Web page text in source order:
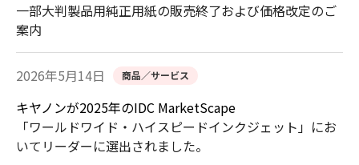
一部大判製品用純正用紙の販売終了および価格改定のご
案内
2026年5月14日 商品／サービス
キヤノンが2025年のIDC MarketScape
「ワールドワイド・ハイスピードインクジェット」にお
いてリーダーに選出されました。